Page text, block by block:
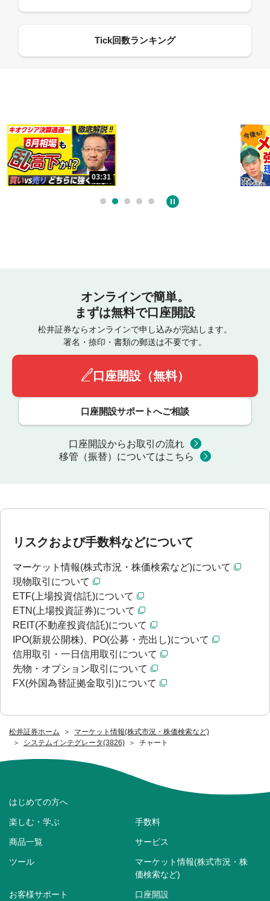
松井証券ホーム
マーケット情報(株式市況・株価検索など)
システムインテグレータ(3826)
チャート
オンラインで簡単。
まずは無料で口座開設
松井証券ならオンラインで申し込みが完結します。
署名・捺印・書類の郵送は不要です。
口座開設（無料）
口座開設サポートへご相談
口座開設からお取引の流れ
移管（振替）についてはこちら
リスクおよび手数料などについて
マーケット情報(株式市況・株価検索など)について
現物取引について
ETF(上場投資信託)について
ETN(上場投資証券)について
REIT(不動産投資信託)について
IPO(新規公開株)、PO(公募・売出し)について
信用取引・一日信用取引について
先物・オプション取引について
FX(外国為替証拠金取引)について
はじめての方へ
楽しむ・学ぶ 手数料
商品一覧 サービス
ツール
マーケット情報(株式市況・株
価検索など)
お客様サポート 口座開設